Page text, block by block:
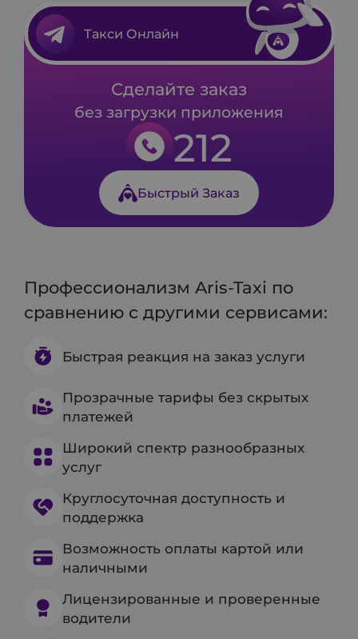
Сделайте заказ
без загрузки приложения
212
Быстрый Заказ
Такси Онлайн
Профессионализм Aris-Taxi по
сравнению с другими сервисами:
Быстрая реакция на заказ услуги
Прозрачные тарифы без скрытых
платежей
Широкий спектр разнообразных
услуг
Круглосуточная доступность и
поддержка
Возможность оплаты картой или
наличными
Лицензированные и проверенные
водители